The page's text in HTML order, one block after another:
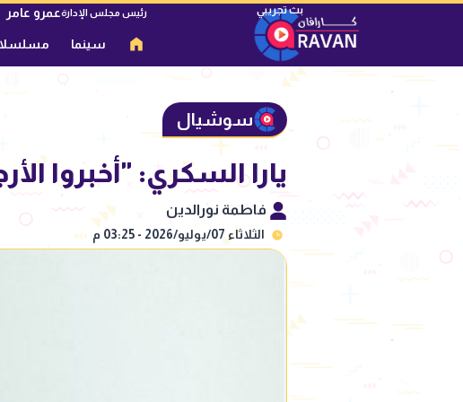
رئيس مجلس الإدارةعمرو عامر
سينما مسلسلات
سوشيال
يارا السكري: "أخبروا
فاطمة نورالدين
الثلاثاء 07/يوليو/2026 - 03:25 م